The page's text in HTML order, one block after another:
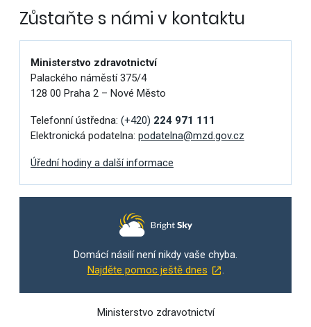
Zůstaňte s námi v kontaktu
Ministerstvo zdravotnictví
Palackého náměstí 375/4
128 00 Praha 2 – Nové Město
Telefonní ústředna: (+420) 224 971 111
Elektronická podatelna: podatelna@mzd.gov.cz
Úřední hodiny a další informace
Domácí násilí není nikdy vaše chyba.
Najděte pomoc ještě dnes
Ministerstvo zdravotnictví